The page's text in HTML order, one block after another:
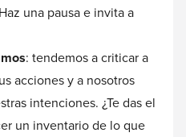
una pausa e invita a
: tendemos a criticar a
acciones y a nosotros
intenciones. ¿Te das el
un inventario de lo que